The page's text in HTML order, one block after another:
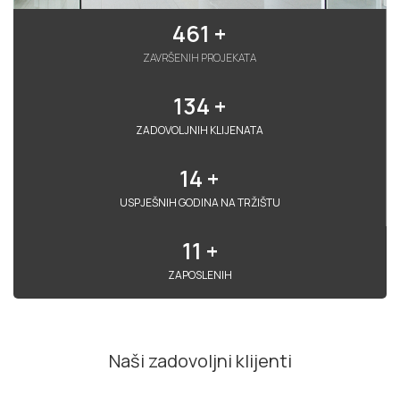
ZAVRŠENIH PROJEKATA
461 +
ZADOVOLJNIH KLIJENATA
134 +
USPJEŠNIH GODINA NA TRŽIŠTU
14 +
ZAPOSLENIH
11 +
Naši zadovoljni klijenti